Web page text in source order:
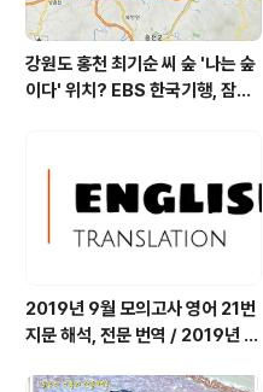
강원도 홍천 최기순 씨 숲 '나는 숲
이다' 위치? EBS 한국기행, 잠시
강원도 홍천군 가볼 만한 곳, (구)
까르돈, kbs 인간극장
2019년 9월 모의고사 영어 21번
지문 해석, 전문 번역 / 2019년 9